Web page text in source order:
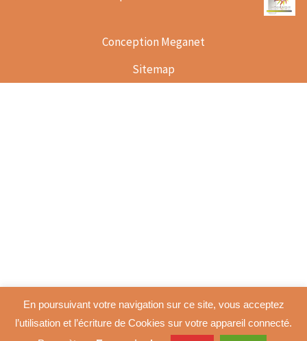
Conception Meganet
Sitemap
En poursuivant votre navigation sur ce site, vous acceptez
l’utilisation et l’écriture de Cookies sur votre appareil connecté.